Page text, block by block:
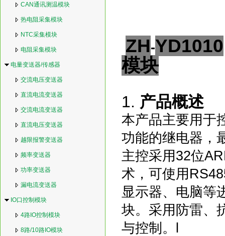
CAN通讯测温模块
热电阻采集模块
NTC采集模块
电阻采集模块
电量变送器/传感器
交流电压变送器
直流电流变送器
交流电流变送器
直流电压变送器
越限报警变送器
频率变送器
功率变送器
漏电流变送器
IO口控制模块
4路IO控制模块
8路/10路IO模块
ZH-YD1010
模块
1. 产品概述
本产品主要用于
功能的继电器，
主控采用32位
术，可使用
显示器、 电脑等
块。 采用防雷、
与控制。